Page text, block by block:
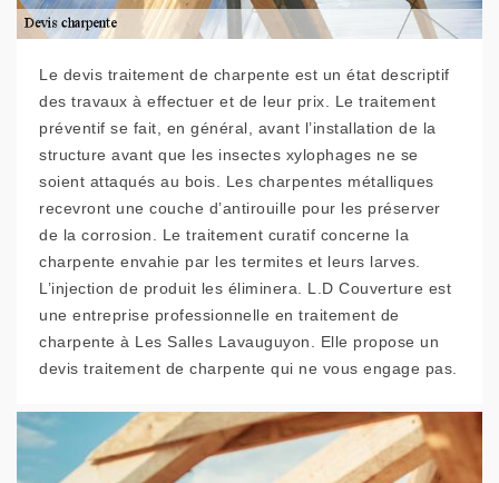
Le devis traitement de charpente est un état descriptif
des travaux à effectuer et de leur prix. Le traitement
préventif se fait, en général, avant l’installation de la
structure avant que les insectes xylophages ne se
soient attaqués au bois. Les charpentes métalliques
recevront une couche d’antirouille pour les préserver
de la corrosion. Le traitement curatif concerne la
charpente envahie par les termites et leurs larves.
L’injection de produit les éliminera. L.D Couverture est
une entreprise professionnelle en traitement de
charpente à Les Salles Lavauguyon. Elle propose un
devis traitement de charpente qui ne vous engage pas.